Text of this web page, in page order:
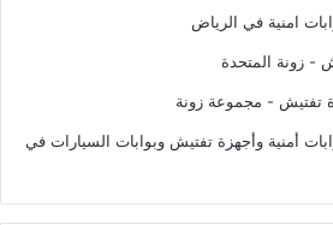
امنية في الرياض
- زونة المتحدة
تفتيش - مجموعة زونة
أمنية وأجهزة تفتيش وبوابات السيارات في